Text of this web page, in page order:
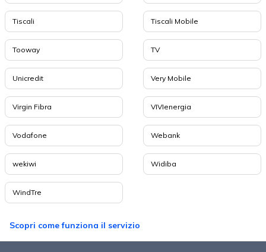
Tiscali Tiscali Mobile
Tooway TV
Unicredit Very Mobile
Virgin Fibra VIVIenergia
Vodafone Webank
wekiwi Widiba
WindTre
Scopri come funziona il servizio